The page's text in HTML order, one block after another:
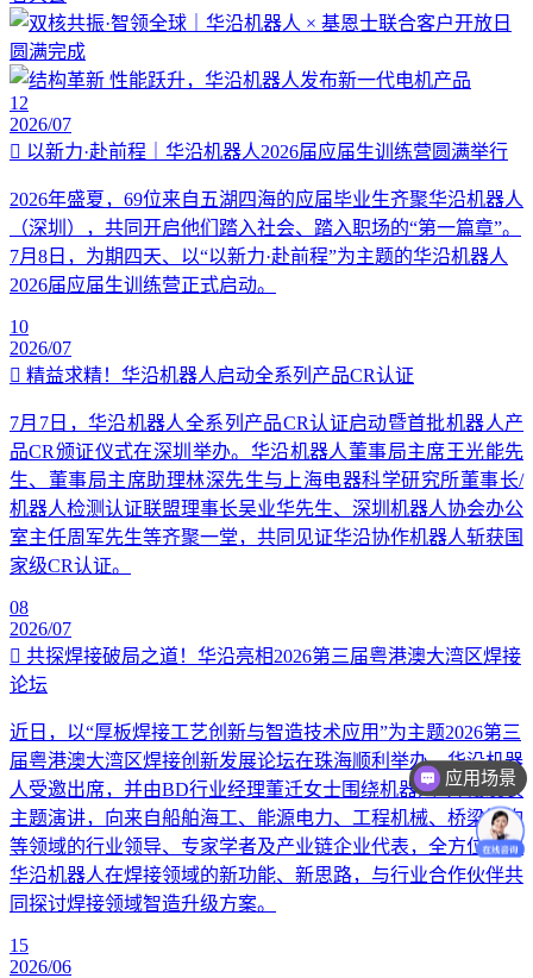
12
2026/07
以新力·赴前程｜华沿机器人2026届应届生训练营圆满举行
2026年盛夏，69位来自五湖四海的应届毕业生齐聚华沿机器人
（深圳），共同开启他们踏入社会、踏入职场的“第一篇章”。
7月8日，为期四天、以“以新力·赴前程”为主题的华沿机器人
2026届应届生训练营正式启动。
10
2026/07
精益求精！华沿机器人启动全系列产品CR认证
7月7日，华沿机器人全系列产品CR认证启动暨首批机器人产
品CR颁证仪式在深圳举办。华沿机器人董事局主席王光能先
生、董事局主席助理林深先生与上海电器科学研究所董事长/
机器人检测认证联盟理事长吴业华先生、深圳机器人协会办公
室主任周军先生等齐聚一堂，共同见证华沿协作机器人斩获国
家级CR认证。
08
2026/07
共探焊接破局之道！华沿亮相2026第三届粤港澳大湾区焊接
论坛
近日，以“厚板焊接工艺创新与智造技术应用”为主题2026第三
届粤港澳大湾区焊接创新发展论坛在珠海顺利举办。华沿机器
人受邀出席，并由BD行业经理董迁女士围绕机器人+焊接发表
主题演讲，向来自船舶海工、能源电力、工程机械、桥梁钢构
等领域的行业领导、专家学者及产业链企业代表，全方位讲解
华沿机器人在焊接领域的新功能、新思路，与行业合作伙伴共
同探讨焊接领域智造升级方案。
15
2026/06
应用场景